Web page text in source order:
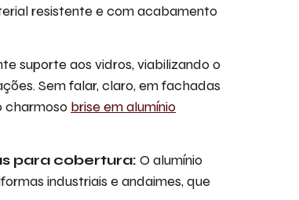
resistente e com acabamento
suporte aos vidros, viabilizando o
Sem falar, claro, em fachadas
charmoso brise em alumínio
para cobertura: O alumínio
industriais e andaimes, que